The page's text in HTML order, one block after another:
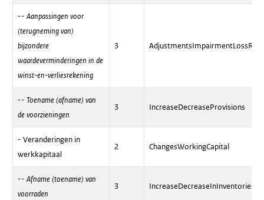
--Aanpassingen voor
(terugneming van)
bijzondere
waardeverminderingen in de
winst-en-verliesrekening
3
--Toename (afname) van
de voorzieningen
3 IncreaseDecreaseProvisions
- Veranderingen in
werkkapitaal
2 ChangesWorkingCapital
--Afname (toename) van
voorraden
3 IncreaseDecreaseInInventories